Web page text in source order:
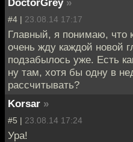
#4 | 23.08.14 17:17
Главный, я понимаю, что
очень жду каждой новой
подзабылось уже. Есть
ну там, хотя бы одну в
рассчитывать?
Korsar »
#5 | 23.08.14 17:24
Ура!